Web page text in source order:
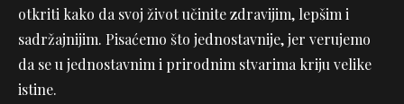
otkriti kako da svoj život učinite zdravijim, lepšim i
sadržajnijim. Pisaćemo što jednostavnije, jer verujemo
da se u jednostavnim i prirodnim stvarima kriju velike
istine.